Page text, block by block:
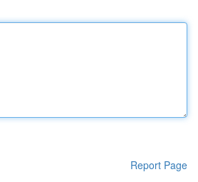
Report Page